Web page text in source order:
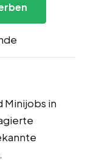
Minijobs in